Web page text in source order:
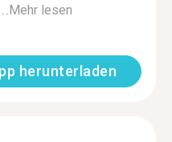
Mehr lesen
herunterladen